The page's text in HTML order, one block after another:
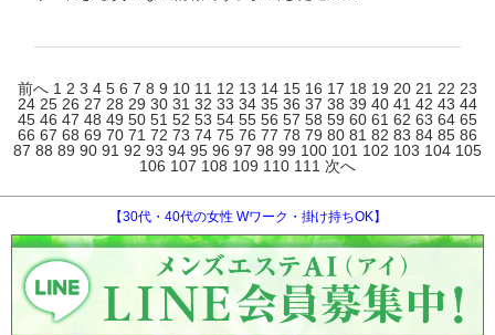
前へ 1 2 3 4 5 6 7 8 9 10 11 12 13 14 15 16 17 18 19 20 21 22 23
24 25 26 27 28 29 30 31 32 33 34 35 36 37 38 39 40 41 42 43 44
45 46 47 48 49 50 51 52 53 54 55 56 57 58 59 60 61 62 63 64 65
66 67 68 69 70 71 72 73 74 75 76 77 78 79 80 81 82 83 84 85 86
87 88 89 90 91 92 93 94 95 96 97 98 99 100 101 102 103 104 105
106 107 108 109 110 111 次へ
【30代・40代の女性 Wワーク・掛け持ちOK】